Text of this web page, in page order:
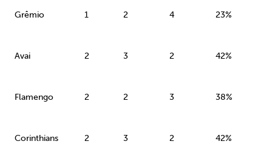
Grêmio 1 2 4 23%
Avai 2 3 2 42%
Flamengo 2 2 3 38%
Corinthians 2 3 2 42%